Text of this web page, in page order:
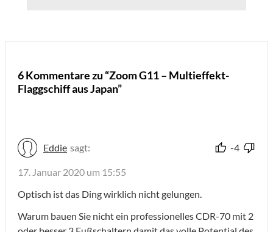
6 Kommentare zu “Zoom G11 – Multieffekt-
Flaggschiff aus Japan”
Eddie sagt: -4
17. Januar 2020 um 15:55
Optisch ist das Ding wirklich nicht gelungen.
Warum bauen Sie nicht ein professionelles CDR-70 mit 2